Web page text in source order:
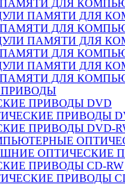
ДЛЯ
ПАМЯТИ ДЛЯ
ДЛЯ
ПАМЯТИ ДЛЯ
ДЛЯ
ПАМЯТИ ДЛЯ
ДЛЯ
ПРИВОДЫ DVD
ПРИВОДЫ
ПРИВОДЫ DVD-
ОПТИЧЕСКИЕ
ПРИВОДЫ CD-RW
ПРИВОДЫ